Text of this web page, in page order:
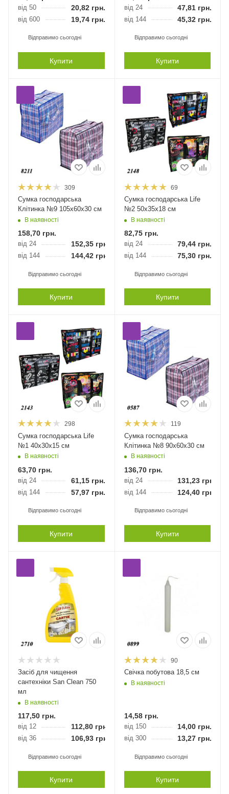
від 50 20,82 грн.
від 600 19,74 грн.
Відправимо сьогодні
Купити
від 24 47,81грн.
від 144 45,32грн.
Відправимо сьогодні
Купити
309
Сумка господарська
Клітинка №9 105х60х30 см
В наявності
158,70 грн.
від 24 152,35 грн.
від 144 144,42 грн.
Відправимо сьогодні
Купити
69
Сумка господарська Life
№2 50х35х18 см
В наявності
82,75грн.
від 24 79,44грн.
від 144 75,30грн.
Відправимо сьогодні
Купити
298
Сумка господарська Life
№1 40х30х15 см
В наявності
63,70 грн.
від 24 61,15 грн.
від 144 57,97 грн.
Відправимо сьогодні
Купити
119
Сумка господарська
Клітинка №8 90х60х30 см
В наявності
136,70грн.
від 24 131,23грн.
від 144 124,40грн.
Відправимо сьогодні
Купити
Засіб для чищення
сантехніки San Clean 750
мл
В наявності
117,50 грн.
від 12 112,80 грн.
від 36 106,93 грн.
Відправимо сьогодні
Купити
90
Свічка побутова 18,5 см
В наявності
14,58грн.
від 150 14,00грн.
від 300 13,27грн.
Відправимо сьогодні
Купити